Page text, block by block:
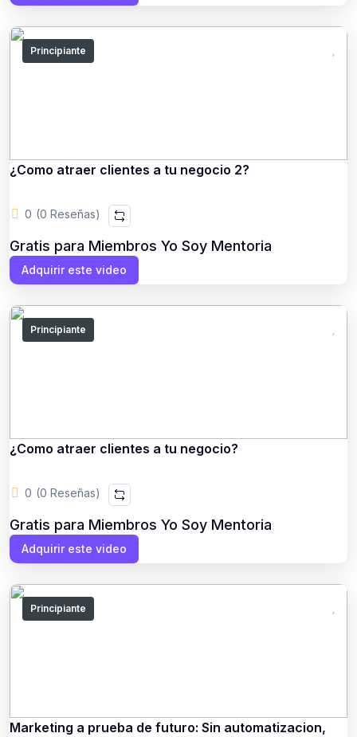
Principiante
¿Como atraer clientes a tu negocio 2?
0 (0 Reseñas)
Gratis para Miembros Yo Soy Mentoria
Adquirir este video
Principiante
¿Como atraer clientes a tu negocio?
0 (0 Reseñas)
Gratis para Miembros Yo Soy Mentoria
Adquirir este video
Principiante
Marketing a prueba de futuro: Sin automatizacion,